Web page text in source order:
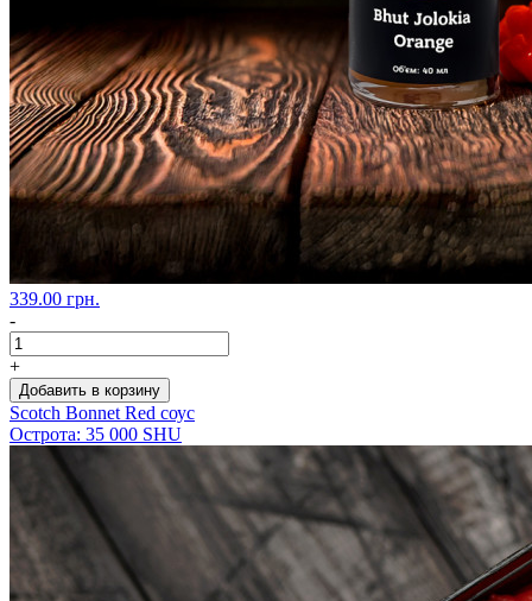
339.00 грн.
-
+
Добавить в корзину
Scotch Bonnet Red соус
Острота: 35 000 SHU